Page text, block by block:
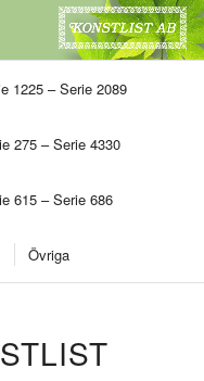
1225 – Serie 2089
275 – Serie 4330
615 – Serie 686
Övriga